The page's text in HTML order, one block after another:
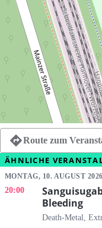
Route zum
ÄHNLICHE
MONTAG, 10. AUGUST 2026
20:00
Bleeding
Death-Metal,